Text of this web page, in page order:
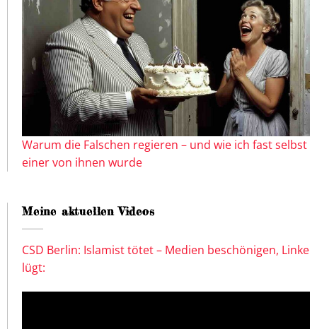
Warum die Falschen regieren – und wie ich fast selbst
einer von ihnen wurde
Meine aktuellen Videos
CSD Berlin: Islamist tötet – Medien beschönigen, Linke
lügt: